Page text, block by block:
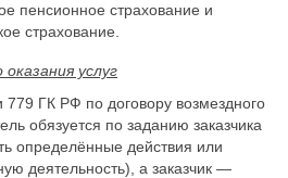
пенсионное страхование и
страхование.
услуг
779 ГК РФ по договору возмездного
обязуется по заданию заказчика
определённые действия или
деятельность), а заказчик —